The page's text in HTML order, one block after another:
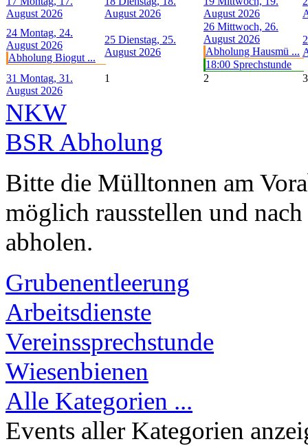
August 2026
August 2026
August 2026
24 Montag, 24.
August 2026
Abholung Biogut ...
25 Dienstag, 25.
August 2026
26 Mittwoch, 26.
August 2026
Abholung Hausmü ...
18:00 Sprechstunde
31 Montag, 31.
August 2026
1 2 3
NKW
BSR Abholung
Bitte die Mülltonnen am
möglich rausstellen und
abholen.
Grubenentleerung
Arbeitsdienste
Vereinssprechstunde
Wiesenbienen
Alle Kategorien ...
Events aller Kategorien